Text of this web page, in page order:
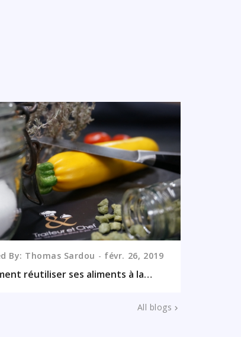
By: Thomas Sardou févr. 26, 2019
réutiliser ses aliments à la
All blogs 